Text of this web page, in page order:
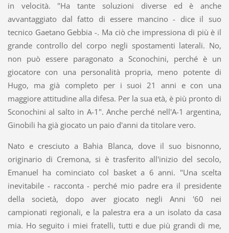
in velocità. "Ha tante soluzioni diverse ed è anche
avvantaggiato dal fatto di essere mancino - dice il suo
tecnico Gaetano Gebbia -. Ma ciò che impressiona di più è il
grande controllo del corpo negli spostamenti laterali. No,
non può essere paragonato a Sconochini, perché è un
giocatore con una personalità propria, meno potente di
Hugo, ma già completo per i suoi 21 anni e con una
maggiore attitudine alla difesa. Per la sua età, è più pronto di
Sconochini al salto in A-1". Anche perché nell'A-1 argentina,
Ginobili ha già giocato un paio d'anni da titolare vero.
Nato e cresciuto a Bahia Blanca, dove il suo bisnonno,
originario di Cremona, si è trasferito all'inizio del secolo,
Emanuel ha cominciato col basket a 6 anni. "Una scelta
inevitabile - racconta - perché mio padre era il presidente
della società, dopo aver giocato negli Anni '60 nei
campionati regionali, e la palestra era a un isolato da casa
mia. Ho seguito i miei fratelli, tutti e due più grandi di me,